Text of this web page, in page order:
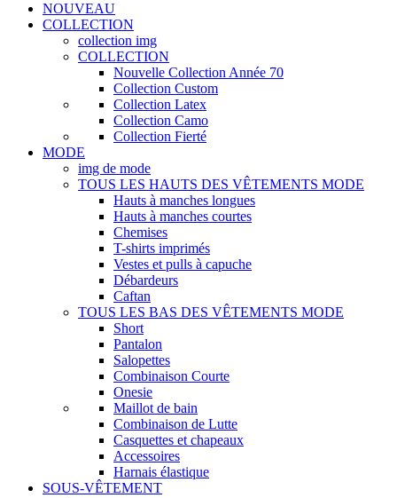
NOUVEAU
COLLECTION
collection img
COLLECTION
Nouvelle Collection Année 70
Collection Custom
Collection Latex
Collection Camo
Collection Fierté
MODE
img de mode
TOUS LES HAUTS DES VÊTEMENTS MODE
Hauts à manches longues
Hauts à manches courtes
Chemises
T-shirts imprimés
Vestes et pulls à capuche
Débardeurs
Caftan
TOUS LES BAS DES VÊTEMENTS MODE
Short
Pantalon
Salopettes
Combinaison Courte
Onesie
Maillot de bain
Combinaison de Lutte
Casquettes et chapeaux
Accessoires
Harnais élastique
SOUS-VÊTEMENT